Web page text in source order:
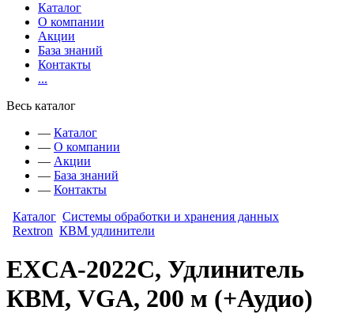
Каталог
О компании
Акции
База знаний
Контакты
...
Весь каталог
— Каталог
— О компании
— Акции
— База знаний
— Контакты
Каталог Системы обработки и хранения данных
Rextron КВМ удлинители
EXCA-2022C, Удлинитель
КВМ, VGA, 200 м (+Аудио)